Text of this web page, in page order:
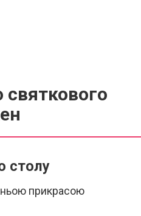
столу
прикрасою